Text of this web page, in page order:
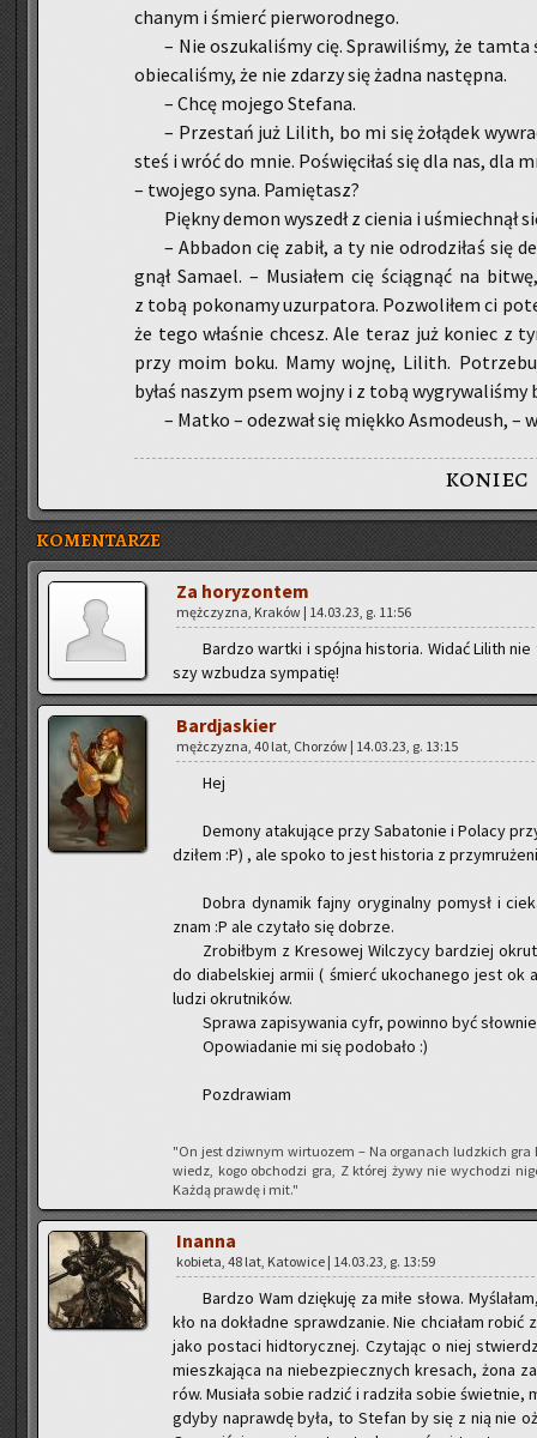
cha­nym i śmierć pier­wo­rod­ne­go.
– Nie oszu­ka­li­śmy cię. Spra­wi­li­śmy, że tamta
obie­ca­li­śmy, że nie zda­rzy się żadna na­stęp­na.
– Chcę mo­je­go Ste­fa­na.
– Prze­stań już Li­lith, bo mi się żo­łą­dek
steś i wróć do mnie. Po­świę­ci­łaś się dla nas, dla
– two­je­go syna. Pa­mię­tasz?
Pięk­ny demon wy­szedł z cie­nia i uśmiech­nął
– Ab­ba­don cię zabił, a ty nie od­ro­dzi­łaś się
gnął Sa­ma­el. – Mu­sia­łem cię ścią­gnąć na
z tobą po­ko­na­my uzur­pa­to­ra. Po­zwo­li­łem ci
że tego wła­śnie chcesz. Ale teraz już ko­niec z
przy moim boku. Mamy wojnę, Li­lith.
byłaś na­szym psem wojny i z tobą wy­gry­wa­li­śmy
– Matko – ode­zwał się mięk­ko Asmo­deush, –
koniec
KOMENTARZE
Za ho­ry­zon­tem
męż­czy­zna, Kra­ków | 14.03.23, g. 11:56
Bar­dzo wart­ki i spój­na hi­sto­ria. Widać Li­lith
szy wzbu­dza sym­pa­tię!
Bar­dja­skier
męż­czy­zna, 40 lat, Cho­rzów | 14.03.23, g. 13:15
Hej
De­mo­ny ata­ku­ją­ce przy Sa­ba­to­nie i Po­la­cy
dzi­łem :P) , ale spoko to jest hi­sto­ria z
Dobra dy­na­mik fajny ory­gi­nal­ny po­mysł i
znam :P ale czy­ta­ło się do­brze.
Zro­bił­bym z Kre­so­wej Wil­czy­cy bar­dziej
do dia­bel­skiej armii ( śmierć uko­cha­ne­go jest ok
ludzi okrut­ni­ków.
Spra­wa za­pi­sy­wa­nia cyfr, po­win­no być
Opo­wia­da­nie mi się po­do­ba­ło :)
Po­zdra­wiam
"On jest dziw­nym wir­tu­ozem – Na or­ga­nach ludz­kich
wiedz, kogo ob­cho­dzi gra, Z któ­rej żywy nie wy­cho­dzi
Każdą praw­dę i mit."
In­an­na
ko­bie­ta, 48 lat, Ka­to­wi­ce | 14.03.23, g. 13:59
Bar­dzo Wam dzię­ku­ję za miłe słowa.
kło na do­kład­ne spraw­dza­nie. Nie chcia­łam
jako po­sta­ci hid­to­rycz­nej. Czy­ta­jąc o niej
miesz­ka­ją­ca na nie­bez­piecz­nych kre­sach, żona
rów. Mu­sia­ła sobie ra­dzić i ra­dzi­ła sobie świet­nie,
gdyby na­praw­dę była, to Ste­fan by się z nią nie